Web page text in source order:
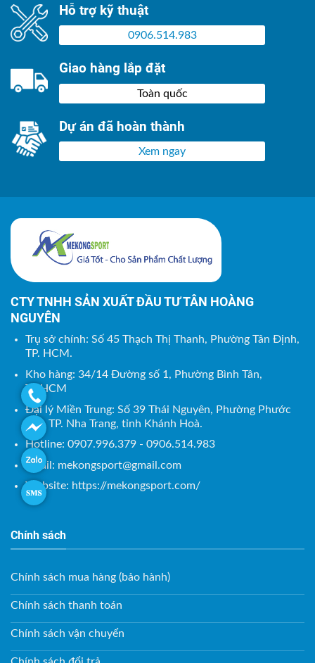
Hỗ trợ kỹ thuật
0906.514.983
Giao hàng lắp đặt
Toàn quốc
Dự án đã hoàn thành
Xem ngay
CTY TNHH SẢN XUẤT ĐẦU TƯ TÂN HOÀNG
NGUYÊN
Trụ sở chính: Số 45 Thạch Thị Thanh, Phường Tân Định,
TP. HCM.
Kho hàng: 34/14 Đường số 1, Phường Bình Tân,
TP.HCM
Đại lý Miền Trung: Số 39 Thái Nguyên, Phường Phước
Tân, TP. Nha Trang, tỉnh Khánh Hoà.
Hotline: 0907.996.379 - 0906.514.983
Email: mekongsport@gmail.com
Website: https://mekongsport.com/
Chính sách
Chính sách mua hàng (bảo hành)
Chính sách thanh toán
Chính sách vận chuyển